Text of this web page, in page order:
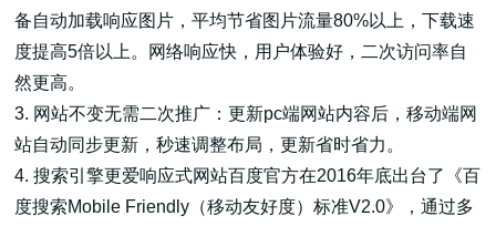
备自动加载响应图片，平均节省图片流量80%以上，下载速
度提高5倍以上。网络响应快，用户体验好，二次访问率自
然更高。
3. 网站不变无需二次推广：更新pc端网站内容后，移动端网
站自动同步更新，秒速调整布局，更新省时省力。
4. 搜索引擎更爱响应式网站百度官方在2016年底出台了《百
度搜索Mobile Friendly（移动友好度）标准V2.0》，通过多